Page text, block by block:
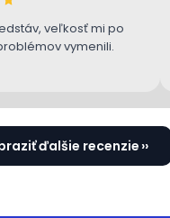
veľkosť mi po
vymenili.
ďalšie recenzie